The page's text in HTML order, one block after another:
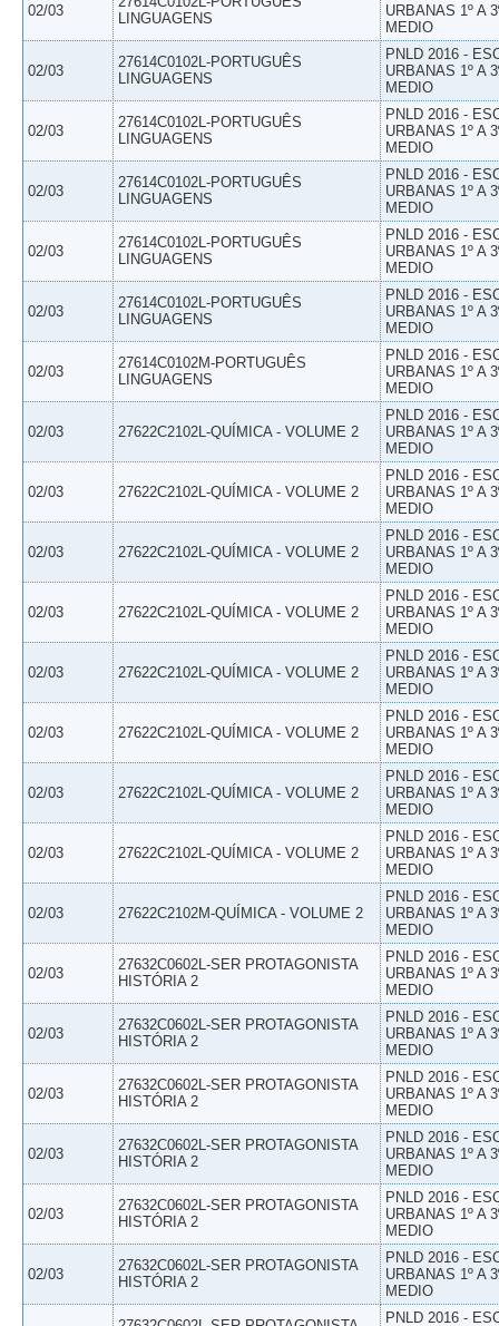
02/03
LINGUAGENS
URBANAS 1º A
MEDIO
02/03
27614C0102L-PORTUGUÊS
LINGUAGENS
PNLD 2016 -
URBANAS 1º A
MEDIO
02/03
27614C0102L-PORTUGUÊS
LINGUAGENS
PNLD 2016 -
URBANAS 1º A
MEDIO
02/03
27614C0102L-PORTUGUÊS
LINGUAGENS
PNLD 2016 -
URBANAS 1º A
MEDIO
02/03
27614C0102L-PORTUGUÊS
LINGUAGENS
PNLD 2016 -
URBANAS 1º A
MEDIO
02/03
27614C0102L-PORTUGUÊS
LINGUAGENS
PNLD 2016 -
URBANAS 1º A
MEDIO
02/03
27614C0102M-PORTUGUÊS
LINGUAGENS
PNLD 2016 -
URBANAS 1º A
MEDIO
02/03 27622C2102L-QUÍMICA - VOLUME 2
PNLD 2016 -
URBANAS 1º A
MEDIO
02/03 27622C2102L-QUÍMICA - VOLUME 2
PNLD 2016 -
URBANAS 1º A
MEDIO
02/03 27622C2102L-QUÍMICA - VOLUME 2
PNLD 2016 -
URBANAS 1º A
MEDIO
02/03 27622C2102L-QUÍMICA - VOLUME 2
PNLD 2016 -
URBANAS 1º A
MEDIO
02/03 27622C2102L-QUÍMICA - VOLUME 2
PNLD 2016 -
URBANAS 1º A
MEDIO
02/03 27622C2102L-QUÍMICA - VOLUME 2
PNLD 2016 -
URBANAS 1º A
MEDIO
02/03 27622C2102L-QUÍMICA - VOLUME 2
PNLD 2016 -
URBANAS 1º A
MEDIO
02/03 27622C2102L-QUÍMICA - VOLUME 2
PNLD 2016 -
URBANAS 1º A
MEDIO
02/03 27622C2102M-QUÍMICA - VOLUME 2
PNLD 2016 -
URBANAS 1º A
MEDIO
02/03
27632C0602L-SER PROTAGONISTA
HISTÓRIA 2
PNLD 2016 -
URBANAS 1º A
MEDIO
02/03
27632C0602L-SER PROTAGONISTA
HISTÓRIA 2
PNLD 2016 -
URBANAS 1º A
MEDIO
02/03
27632C0602L-SER PROTAGONISTA
HISTÓRIA 2
PNLD 2016 -
URBANAS 1º A
MEDIO
02/03
27632C0602L-SER PROTAGONISTA
HISTÓRIA 2
PNLD 2016 -
URBANAS 1º A
MEDIO
02/03
27632C0602L-SER PROTAGONISTA
HISTÓRIA 2
PNLD 2016 -
URBANAS 1º A
MEDIO
02/03
27632C0602L-SER PROTAGONISTA
HISTÓRIA 2
PNLD 2016 -
URBANAS 1º A
MEDIO
PNLD 2016 -